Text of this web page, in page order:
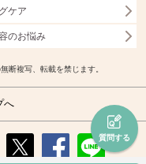
質問する
ケア
のお悩み
断複写、転載を禁じます。
へ